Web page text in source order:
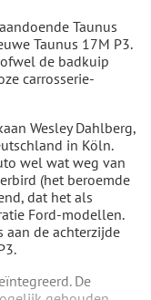
Taunus
Taunus 17M P3.
de badkuip
carrosserie-
Wesley Dahlberg,
in Köln.
wel wat weg van
(het beroemde
dat het als
Ford-modellen.
aan de achterzijde
De